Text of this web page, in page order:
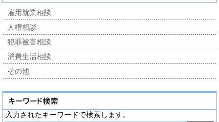
雇用就業相談
人権相談
犯罪被害相談
消費生活相談
その他
入力されたキーワードで検索します。